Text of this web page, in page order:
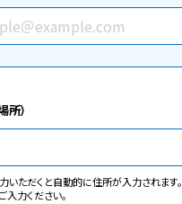
所）
いただくと自動的に住所が入力されます。
力ください。